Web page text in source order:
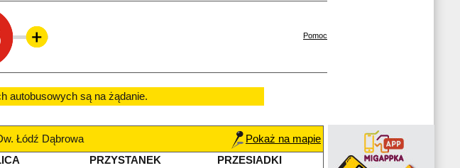
Pomoc
autobusowych są na żądanie.
Łódź Dąbrowa
Pokaż na mapie
PRZYSTANEK
PRZESIADKI